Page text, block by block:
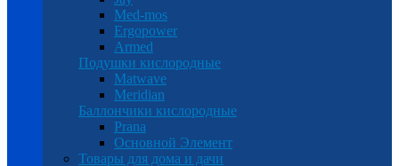
Med-mos
Ergopower
Armed
Подушки кислородные
Matwave
Meridian
Баллончики кислородные
Prana
Основной Элемент
Товары для дома и дачи